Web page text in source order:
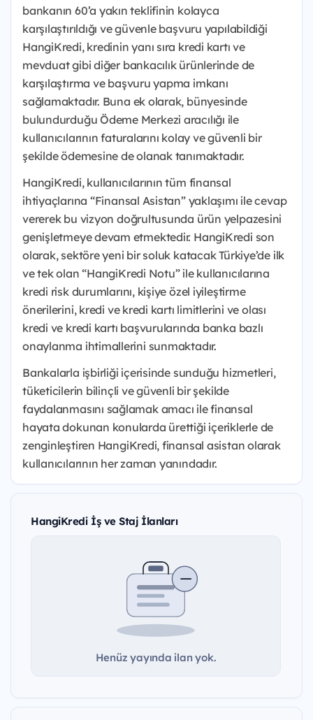
bankanın 60’a yakın teklifinin kolayca
karşılaştırıldığı ve güvenle başvuru yapılabildiği
HangiKredi, kredinin yanı sıra kredi kartı ve
mevduat gibi diğer bankacılık ürünlerinde de
karşılaştırma ve başvuru yapma imkanı
sağlamaktadır. Buna ek olarak, bünyesinde
bulundurduğu Ödeme Merkezi aracılığı ile
kullanıcılarının faturalarını kolay ve güvenli bir
şekilde ödemesine de olanak tanımaktadır.
HangiKredi, kullanıcılarının tüm finansal
ihtiyaçlarına “Finansal Asistan” yaklaşımı ile cevap
vererek bu vizyon doğrultusunda ürün yelpazesini
genişletmeye devam etmektedir. HangiKredi son
olarak, sektöre yeni bir soluk katacak Türkiye’de ilk
ve tek olan “HangiKredi Notu” ile kullanıcılarına
kredi risk durumlarını, kişiye özel iyileştirme
önerilerini, kredi ve kredi kartı limitlerini ve olası
kredi ve kredi kartı başvurularında banka bazlı
onaylanma ihtimallerini sunmaktadır.
Bankalarla işbirliği içerisinde sunduğu hizmetleri,
tüketicilerin bilinçli ve güvenli bir şekilde
faydalanmasını sağlamak amacı ile finansal
hayata dokunan konularda ürettiği içeriklerle de
zenginleştiren HangiKredi, finansal asistan olarak
kullanıcılarının her zaman yanındadır.
HangiKredi İş ve Staj İlanları
Henüz yayında ilan yok.